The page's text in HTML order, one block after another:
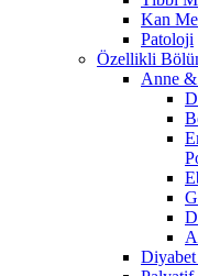
Kan
Patoloji
Özellikli
Anne